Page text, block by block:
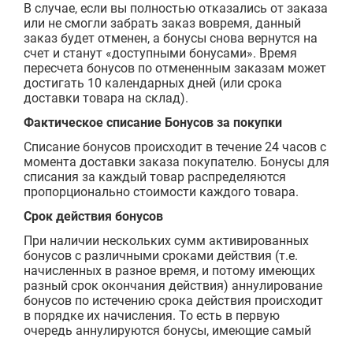
В случае, если вы полностью отказались от заказа
или не смогли забрать заказ вовремя, данный
заказ будет отменен, а бонусы снова вернутся на
счет и станут «доступными бонусами». Время
пересчета бонусов по отмененным заказам может
достигать 10 календарных дней (или срока
доставки товара на склад).
Фактическое списание Бонусов за покупки
Списание бонусов происходит в течение 24 часов с
момента доставки заказа покупателю. Бонусы для
списания за каждый товар распределяются
пропорционально стоимости каждого товара.
Срок действия бонусов
При наличии нескольких сумм активированных
бонусов с различными сроками действия (т.е.
начисленных в разное время, и потому имеющих
разный срок окончания действия) аннулирование
бонусов по истечению срока действия происходит
в порядке их начисления. То есть в первую
очередь аннулируются бонусы, имеющие самый